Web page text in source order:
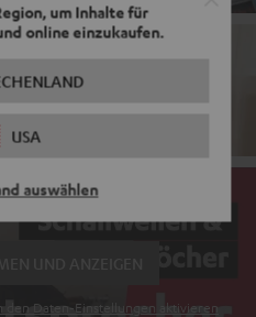
um Inhalte für
online einzukaufen.
USA
auswählen
Bluetooth
sich ein Video
Daten‑Einstellungen aktivieren